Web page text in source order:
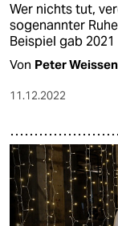
Wer nichts tut,
sogenannter
Beispiel gab
Von Peter
11.12.2022